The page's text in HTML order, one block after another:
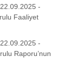
-
Faaliyet
-
Raporu’nun